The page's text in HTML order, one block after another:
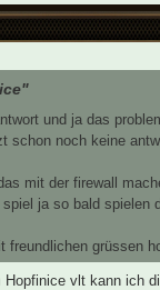
und ja das
schon noch keine
mit der firewall
ja so bald spielen
freundlichen grüssen
vlt kann ich